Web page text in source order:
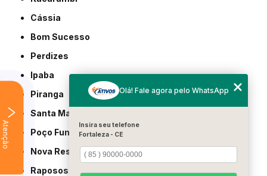
Cássia
Bom Sucesso
Perdizes
Ipaba
Piranga
Santa Margarida
Poço Fundo
Nova Resende
Raposos
Atenção
Olá! Fale agora pelo WhatsApp
Insira seu telefone
Fortaleza - CE